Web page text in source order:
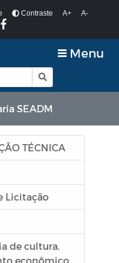
Contraste A+
A-
Menu
SEADM
TÉCNICA
Licitação
de cultura,
econômico